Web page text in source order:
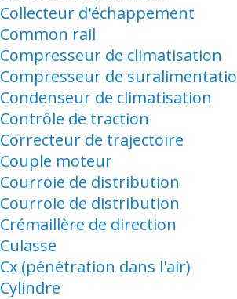
Collecteur d'échappement
Common rail
Compresseur de climatisation
Compresseur de
Condenseur de climatisation
Contrôle de traction
Correcteur de trajectoire
Couple moteur
Courroie de distribution
Courroie de distribution
Crémaillère de direction
Culasse
Cx (pénétration dans l'air)
Cylindre